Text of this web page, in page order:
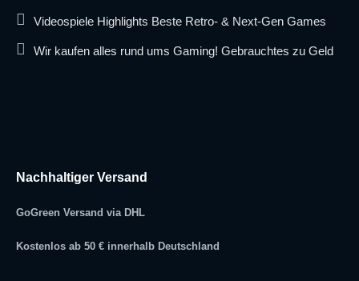
Videospiele Highlights Beste Retro- & Next-Gen Games
Wir kaufen alles rund ums Gaming! Gebrauchtes zu Geld
Nachhaltiger Versand
GoGreen Versand via DHL
Kostenlos ab 50 € innerhalb Deutschland